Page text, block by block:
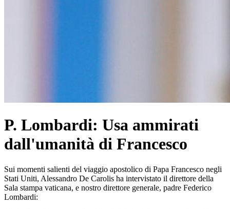
P. Lombardi: Usa ammirati
dall'umanità di Francesco
Sui momenti salienti del viaggio apostolico di Papa Francesco negli
Stati Uniti, Alessandro De Carolis ha intervistato il direttore della
Sala stampa vaticana, e nostro direttore generale, padre Federico
Lombardi: